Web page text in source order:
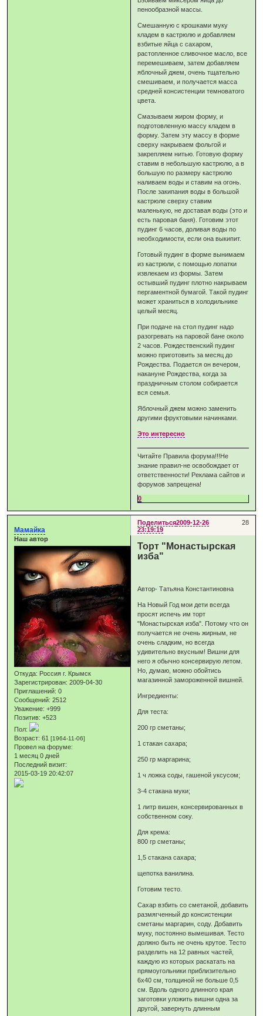
пенообразной массы.
Смешанную с крошками муку
кладем в кастрюлю и добавляем
взбитые яйца с сахаром,
растопленное сливочное масло, все
перемешиваем, затем добавляем
яблочный джем, очень тщательно
смешиваем, и получается масса
средней консистенции темноватого
цвета.
Смазываем жиром форму, и
подготовленную массу кладем в
форму. Затем эту массу в форме
сверху накрываем фольгой и
закрепляем нитью. Готовую форму
ставим в небольшую кастрюлю, а в
большую по размеру кастрюлю
наливаем воды и ставим на огонь.
После закипания воды в большой
кастрюле сверху ставим
маленькую, не доставая воды (это и
есть паровая баня). Готовим этот
пудинг 6 часов, доливая воды по
необходимости, если она выкипит.
Готовый пудинг в форме вынимаем
из кастрюли, с помощью лопатки
извлекаем из формы. Затем
остывший пудинг плотно накрываем
пергаментной бумагой. Такой пудинг
может храниться в холодильнике
целый месяц.
При подаче на стол пудинг надо
разогревать на паровой бане около
2 часов. Рождественский пудинг
можно приготовить за месяц до
Рождества. Подается он вечером,
накануне Рождества, когда за
праздничным столом собирается
вся семья.
Яблочный джем можно заменить
другими фруктовыми начинками.
Это интересно
Читайте Правила форума!!!Не
знание правил-не освобождает от
ответственности! Реклама сайтов и
форумов запрещена!
0
Поделиться 28
2009-12-26
23:19:19
Мамайка
Наш автор
Откуда: Россия г. Крымск
Зарегистрирован: 2009-04-30
Приглашений: 0
Сообщений: 2512
Уважение: +999
Позитив: +523
Пол:
Возраст: 61[1964-11-06]
Провел на форуме:
1 месяц 0 дней
Последний визит:
2015-03-19 20:42:07
Торт "Монастырская
изба"
Автор- Татьяна Константиновна
На Новый Год мои дети всегда
просят испечь им торт
"Монастырская изба". Потому что он
получается не очень жирным, не
очень сладким, но всегда
удивительно вкусным! Вишни для
него я обычно консервирую летом.
Но, думаю, можно обойтись
магазинной замороженной вишней.
Ингредиенты:
Для теста:
200 гр сметаны;
1 стакан сахара;
250 гр маргарина;
1 ч ложка соды, гашеной уксусом;
3-4 стакана муки;
1 литр вишен, консервированных в
собственном соку.
Для крема:
800 гр сметаны;
1,5 стакана сахара;
щепотка ванилина.
Готовим тесто.
Сахар взбить со сметаной, добавить
размягченный до консистенции
сметаны маргарин, соду. Добавить
муку, постоянно вымешивая. Тесто
должно быть не очень крутое. Тесто
разделить на 12 равных частей,
каждую из которых раскатать на
прямоугольники приблизительно
6х40 см, толщиной не больше 0,5
см. Вдоль одного длинного края
заготовки уложить вишни одна за
другой, завернуть длинным